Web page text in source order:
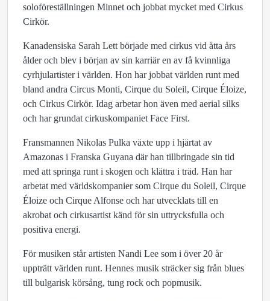
soloföreställningen Minnet och jobbat mycket med Cirkus
Cirkör.
Kanadensiska Sarah Lett började med cirkus vid åtta års
ålder och blev i början av sin karriär en av få kvinnliga
cyrhjulartister i världen. Hon har jobbat världen runt med
bland andra Circus Monti, Cirque du Soleil, Cirque Éloize,
och Cirkus Cirkör. Idag arbetar hon även med aerial silks
och har grundat cirkuskompaniet Face First.
Fransmannen Nikolas Pulka växte upp i hjärtat av
Amazonas i Franska Guyana där han tillbringade sin tid
med att springa runt i skogen och klättra i träd. Han har
arbetat med världskompanier som Cirque du Soleil, Cirque
Éloize och Cirque Alfonse och har utvecklats till en
akrobat och cirkusartist känd för sin uttrycksfulla och
positiva energi.
För musiken står artisten Nandi Lee som i över 20 år
uppträtt världen runt. Hennes musik sträcker sig från blues
till bulgarisk körsång, tung rock och popmusik.